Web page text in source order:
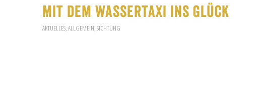
Mit dem Wassertaxi ins Glück
AKTUELLES,ALLGEMEIN,SICHTUNG